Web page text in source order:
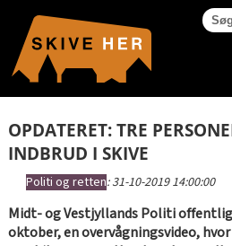
OPDATERET: TRE
INDBRUD I SKIVE
Politi og retten:31-10-2019 14:00:00
Midt- og Vestjyllands Politi
oktober, en overvågningsvideo,